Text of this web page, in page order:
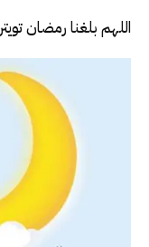
اللهم بلغنا رمضان تويتر